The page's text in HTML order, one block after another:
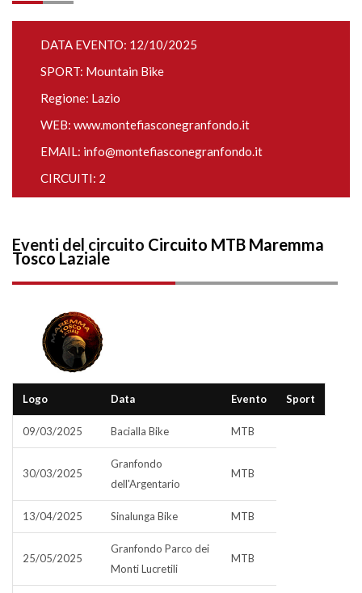
DATA EVENTO: 12/10/2025
SPORT: Mountain Bike
Regione: Lazio
WEB: www.montefiasconegranfondo.it
EMAIL: info@montefiasconegranfondo.it
CIRCUITI: 2
Eventi del circuito Circuito MTB Maremma
Tosco Laziale
Logo Data Evento Sport
09/03/2025 Bacialla Bike MTB
30/03/2025
Granfondo
dell'Argentario
MTB
13/04/2025 Sinalunga Bike MTB
25/05/2025
Granfondo Parco dei
Monti Lucretili
MTB